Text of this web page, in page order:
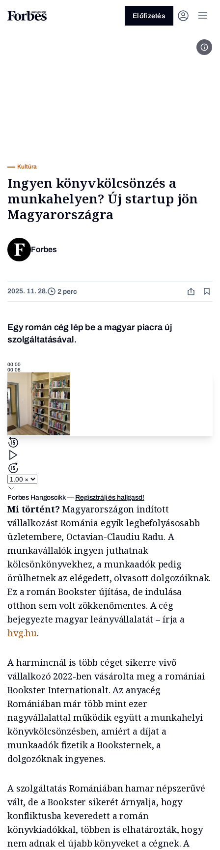
Előfizetés
Kultúra
Ingyen könyvkölcsönzés a
munkahelyen? Új startup jön
Magyarországra
Forbes
2025. 11. 28. 2 perc
Egy román cég lép be a magyar piacra új
szolgáltatásával.
00:00
00:08
Forbes Hangoscikk— Regisztrálj és hallgasd!
Mi történt? Magyarországon indított
vállalkozást Románia egyik legbefolyásosabb
üzletembere, Octavian-Claudiu Radu. A
munkavállalók ingyen juthatnak
kölcsönkönyvekhez, a munkaadók pedig
örülhetnek az elégedett, olvasott dolgozóiknak.
Ez a román Bookster újítása, de indulása
otthon sem volt zökkenőmentes. A cég
bejegyezte magyar leányvállalatát – írja a
hvg.hu.
A harmincnál is több céget sikerre vivő
vállalkozó 2022-ben vásárolta meg a romániai
Bookster Internationalt. Az anyacég
Romániában már több mint ezer
nagyvállalattal működik együtt a munkahelyi
könyvkölcsönzésben, amiért a díjat a
munkaadók fizetik a Booksternek, a
dolgozóknak ingyenes.
A szolgáltatás Romániában hamar népszerűvé
vált, de a Bookster sikerét árnyalja, hogy
konfliktusba keveredett a román
könyvkiadókkal, többen is elhatározták, hogy
nem adnak el újabb könyveket a cégnek. A